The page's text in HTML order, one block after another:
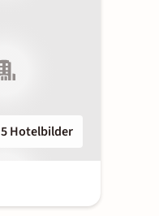
5 Hotelbilder